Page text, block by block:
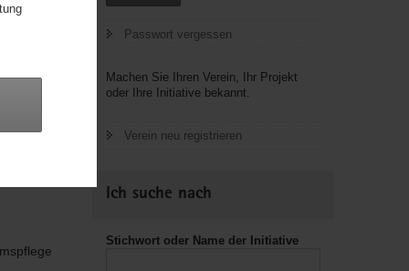
Passwort vergessen
Machen Sie Ihren Verein, Ihr Projekt
oder Ihre Initiative bekannt.
Verein neu registrieren
Ich suche nach
Stichwort oder Name der Initiative